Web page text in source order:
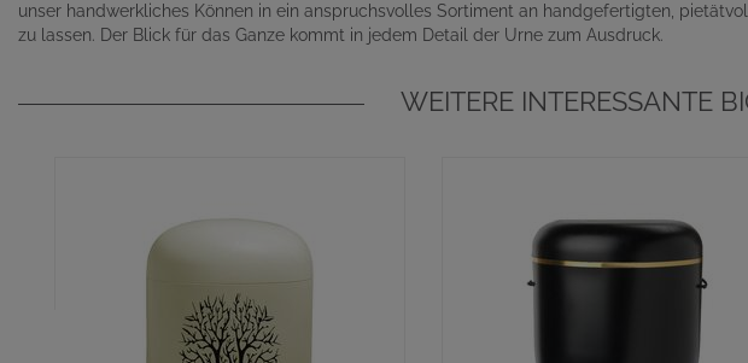
unser handwerkliches Können in ein anspruchsvolles Sortiment an handgefertigten,
zu lassen. Der Blick für das Ganze kommt in jedem Detail der Urne zum Ausdruck.
WEITERE INTERESSANTE